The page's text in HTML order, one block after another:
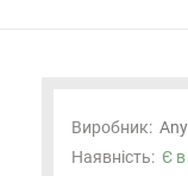
Виробник:
Наявність: Є в